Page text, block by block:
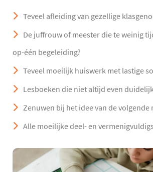
Teveel afleiding van gezellige
De juffrouw of meester die te weinig
op-één begeleiding?
Teveel moeilijk huiswerk met lastige
Lesboeken die niet altijd even
Zenuwen bij het idee van de volgende
Alle moeilijke deel- en